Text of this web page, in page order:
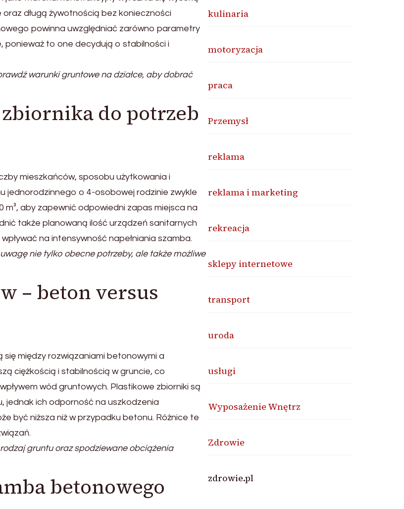
długą żywotnością bez konieczności
powinna uwzględniać zarówno parametry
ponieważ to one decydują o stabilności i
warunki gruntowe na działce, aby dobrać
do potrzeb
mieszkańców, sposobu użytkowania i
jednorodzinnego o 4-osobowej rodzinie zwykle
m³, aby zapewnić odpowiedni zapas miejsca na
także planowaną ilość urządzeń sanitarnych
na intensywność napełniania szamba.
nie tylko obecne potrzeby, ale także możliwe
– beton versus
między rozwiązaniami betonowymi a
ciężkością i stabilnością w gruncie, co
wód gruntowych. Plastikowe zbiorniki są
jednak ich odporność na uszkodzenia
być niższa niż w przypadku betonu. Różnice te
gruntu oraz spodziewane obciążenia
betonowego
kulinaria
motoryzacja
praca
Przemysł
reklama
reklama i marketing
rekreacja
sklepy internetowe
transport
uroda
usługi
Wyposażenie Wnętrz
Zdrowie
zdrowie.pl